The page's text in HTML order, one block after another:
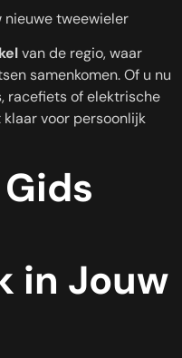
nieuwe tweewieler
van de regio, waar
samenkomen. Of u nu
racefiets of elektrische
voor persoonlijk
in Jouw